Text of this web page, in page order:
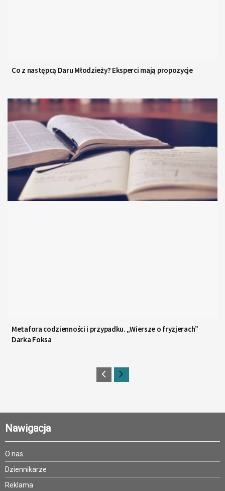
Co z następcą Daru Młodzieży? Eksperci mają propozycje
Metafora codzienności i przypadku. „Wiersze o fryzjerach”
Darka Foksa
Nawigacja
O nas
Dziennikarze
Reklama